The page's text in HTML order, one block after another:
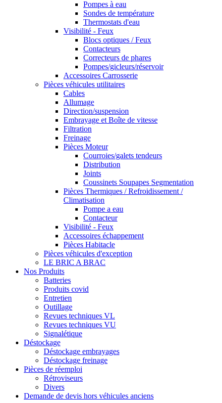
Pompes à eau
Sondes de température
Thermostats d'eau
Visibilité - Feux
Blocs optiques / Feux
Contacteurs
Correcteurs de phares
Pompes/gicleurs/réservoir
Accessoires Carrosserie
Pièces véhicules utilitaires
Cables
Allumage
Direction/suspension
Embrayage et Boîte de vitesse
Filtration
Freinage
Pièces Moteur
Courroies/galets tendeurs
Distribution
Joints
Coussinets Soupapes Segmentation
Pièces Thermiques / Refroidissement /
Climatisation
Pompe a eau
Contacteur
Visibilité - Feux
Accessoires échappement
Pièces Habitacle
Pièces véhicules d'exception
LE BRIC A BRAC
Nos Produits
Batteries
Produits covid
Entretien
Outillage
Revues techniques VL
Revues techniques VU
Signalétique
Déstockage
Déstockage embrayages
Déstockage freinage
Pièces de réemploi
Rétroviseurs
Divers
Demande de devis hors véhicules anciens